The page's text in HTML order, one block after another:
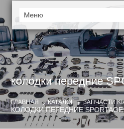
колодки передние
ГЛАВНАЯ КАТАЛОГ ЗАПЧАСТИ
КОЛОДКИ ПЕРЕДНИЕ SPORTAGE